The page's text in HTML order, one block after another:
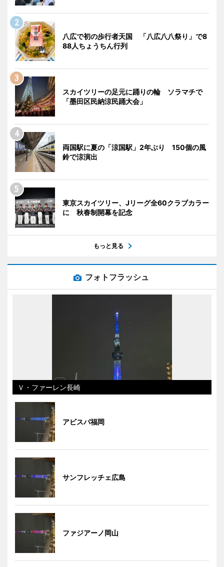
八広で初の歩行者天国 「八広八八祭り」で8
88人ちょうちん行列
スカイツリーの足元に踊りの輪 ソラマチで
「墨田区民納涼民踊大会」
両国駅に夏の「涼国駅」2年ぶり 150個の風
鈴で涼演出
東京スカイツリー、Jリーグ全60クラブカラー
に 秋春制開幕を記念
もっと見る
フォトフラッシュ
Ｖ・ファーレン長崎
アビスパ福岡
サンフレッチェ広島
ファジアーノ岡山